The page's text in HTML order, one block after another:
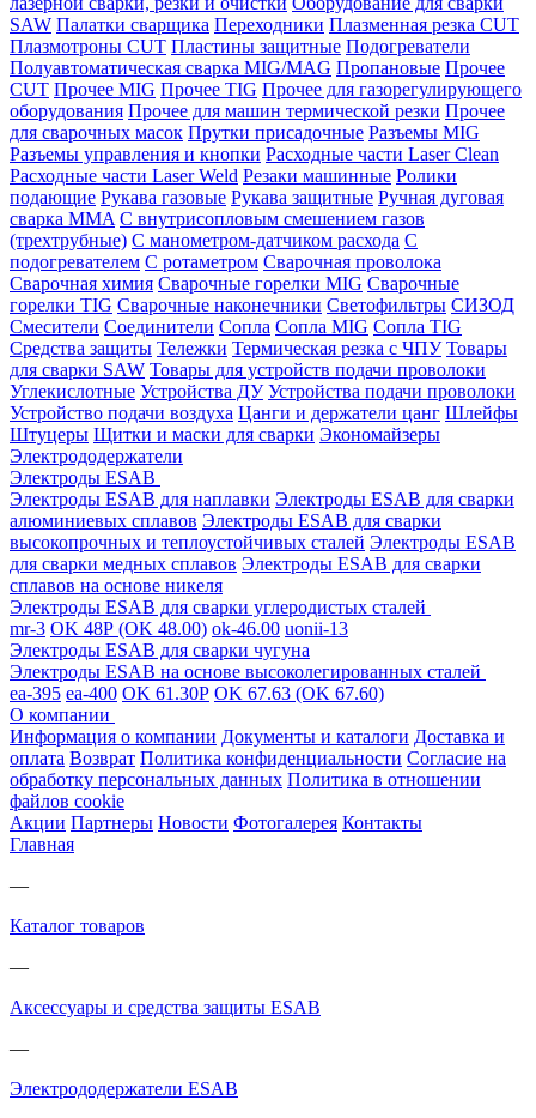
SAW Палатки сварщика Переходники Плазменная резка CUT
Плазмотроны CUT Пластины защитные Подогреватели
Полуавтоматическая сварка MIG/MAG Пропановые Прочее
CUT Прочее MIG Прочее TIG Прочее для газорегулирующего
оборудования Прочее для машин термической резки Прочее
для сварочных масок Прутки присадочные Разъемы MIG
Разъемы управления и кнопки Расходные части Laser Clean
Расходные части Laser Weld Резаки машинные Ролики
подающие Рукава газовые Рукава защитные Ручная дуговая
сварка MMA С внутрисопловым смешением газов
(трехтрубные) С манометром-датчиком расхода С
подогревателем С ротаметром Сварочная проволока
Сварочная химия Сварочные горелки MIG Сварочные
горелки TIG Сварочные наконечники Светофильтры СИЗОД
Смесители Соединители Сопла Сопла MIG Сопла TIG
Средства защиты Тележки Термическая резка с ЧПУ Товары
для сварки SAW Товары для устройств подачи проволоки
Углекислотные Устройства ДУ Устройства подачи проволоки
Устройство подачи воздуха Цанги и держатели цанг Шлейфы
Штуцеры Щитки и маски для сварки Экономайзеры
Электрододержатели
Электроды ESAB
Электроды ESAB для наплавки Электроды ESAB для сварки
алюминиевых сплавов Электроды ESAB для сварки
высокопрочных и теплоустойчивых сталей Электроды ESAB
для сварки медных сплавов Электроды ESAB для сварки
сплавов на основе никеля
Электроды ESAB для сварки углеродистых сталей
mr-3 OK 48Р (OK 48.00) ok-46.00 uonii-13
Электроды ESAB для сварки чугуна
Электроды ESAB на основе высоколегированных сталей
ea-395 ea-400 OK 61.30Р OK 67.63 (OK 67.60)
О компании
Информация о компании Документы и каталоги Доставка и
оплата Возврат Политика конфиденциальности Согласие на
обработку персональных данных Политика в отношении
файлов cookie
Акции Партнеры Новости Фотогалерея Контакты
Главная
—
Каталог товаров
—
Аксессуары и средства защиты ESAB
—
Электрододержатели ESAB